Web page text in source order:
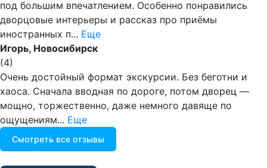
под большим впечатлением. Особенно понравились
дворцовые интерьеры и рассказ про приёмы
иностранных п... Еще
Игорь, Новосибирск
(4)
Очень достойный формат экскурсии. Без беготни и
хаоса. Сначала вводная по дороге, потом дворец —
мощно, торжественно, даже немного давяще по
ощущениям... Еще
Смотреть все отзывы